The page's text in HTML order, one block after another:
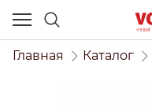
Главная Каталог